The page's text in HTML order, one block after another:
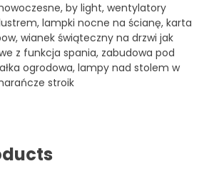
by light, wentylatory
lampki nocne na ścianę, karta
wianek świąteczny na drzwi jak
z funkcja spania, zabudowa pod
ogrodowa, lampy nad stolem w
stroik